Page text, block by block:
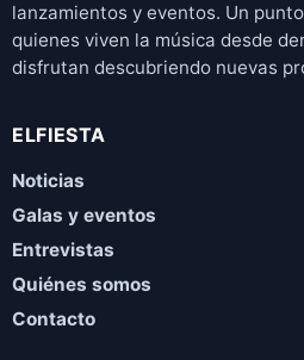
lanzamientos y eventos. Un
quienes viven la música desde
disfrutan descubriendo nuevas
ELFIESTA
Noticias
Galas y eventos
Entrevistas
Quiénes somos
Contacto